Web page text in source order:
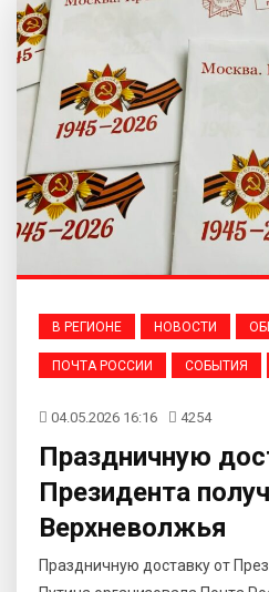
В РЕГИОНЕ НОВОСТИ
ПОЧТА РОССИИ СОБЫТИЯ
04.05.2026 16:16 4254
Праздничную
Президента
Верхневолжья
Праздничную доставку от